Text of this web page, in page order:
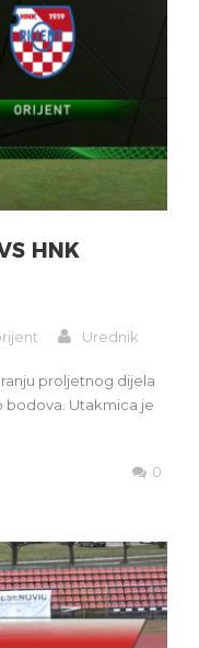
HNK
Urednik
proljetnog dijela
bodova. Utakmica je
0